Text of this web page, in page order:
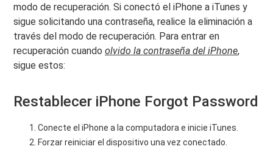
modo de recuperación. Si conectó el iPhone a iTunes y
sigue solicitando una contraseña, realice la eliminación a
través del modo de recuperación. Para entrar en
recuperación cuandoolvido la contraseña del iPhone,
sigue estos:
Restablecer iPhone Forgot Password
Conecte el iPhone a la computadora e inicie iTunes.
Forzar reiniciar el dispositivo una vez conectado.